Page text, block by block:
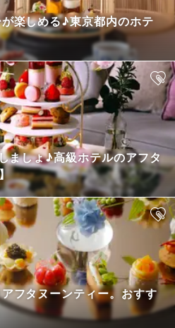
楽しめる♪東京都内のホテ
ましょ♪高級ホテルのアフタ
フタヌーンティー。おすす